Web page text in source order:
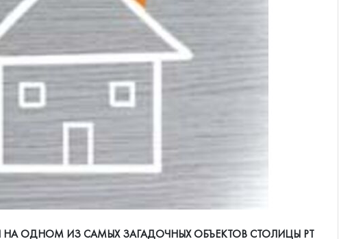
НА ОДНОМ ИЗ САМЫХ ЗАГАДОЧНЫХ ОБЪЕКТОВ СТОЛИЦЫ РТ